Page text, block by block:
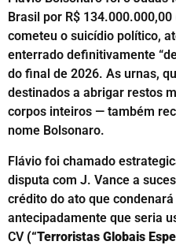
Brasil por R$
cometeu o suicídio político,
enterrado definitivamente
do final de 2026. As urnas,
destinados a abrigar restos
corpos inteiros — também
nome Bolsonaro.
Flávio foi chamado
disputa com J. Vance a
crédito do ato que
antecipadamente que seria
CV (“Terroristas Globais